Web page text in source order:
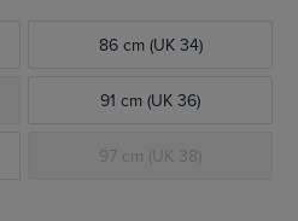
86 cm (UK 34)
91 cm (UK 36)
97 cm (UK 38)